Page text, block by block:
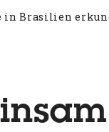
in Brasilien